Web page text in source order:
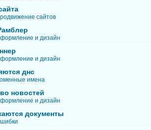
сайтов
и дизайн
и дизайн
днс
имена
новостей
и дизайн
документы